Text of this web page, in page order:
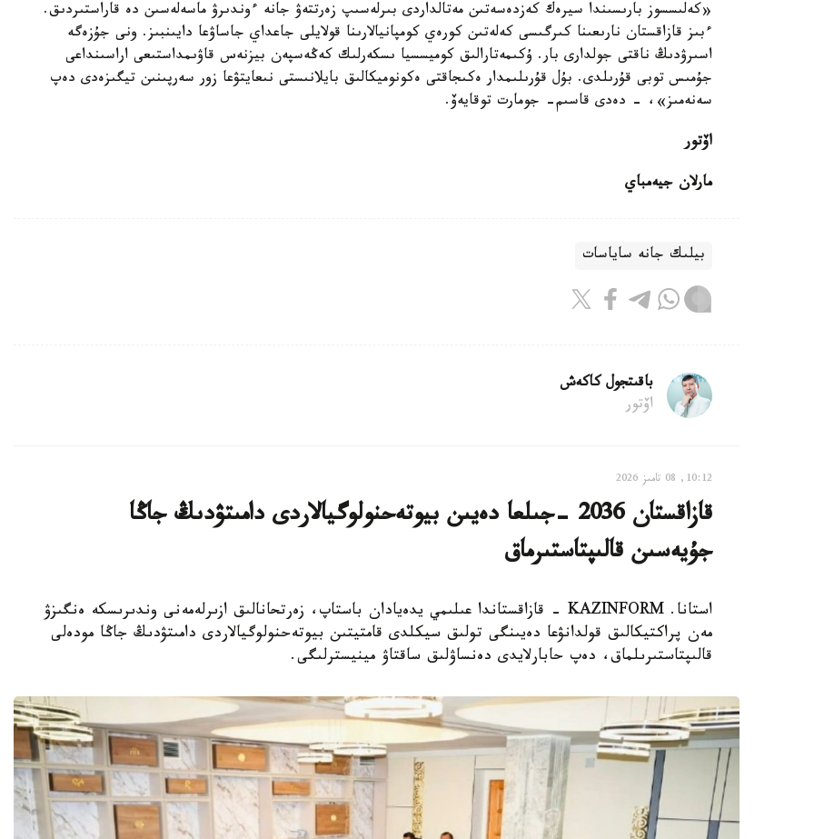
«كەلىسسوز بارىسىندا سيرەك كەزدەسەتىن مەتالداردى بىرلەسىپ زەرتتەۋ جانە ءوندىرۋ ماسەلەسىن دە قاراستىردىق.
ءبىز قازاقستان نارىعىنا كىرگىسى كەلەتىن كورەي كومپانيالارىنا قولايلى جاعداي جاساۋعا دايىنبىز. ونى جۇزەگە
اسىرۋدىڭ ناقتى جولدارى بار. ۇكىمەتارالىق كوميسسيا ىسكەرلىك كەڭەسپەن بيزنەس قاۋىمداستىعى اراسىنداعى
جۇمىس توبى قۇرىلدى. بۇل قۇرىلىمدار ەكىجاقتى ەكونوميكالىق بايلانىستى نىعايتۋعا زور سەرپىنىن تيگىزەدى دەپ
سەنەمىز»، - دەدى قاسىم- جومارت توقايەۆ.
اۆتور
مارلان جيەمباي
بيلىك جانە ساياسات
باقىتجول كاكەش
اۆتور
10:12, 08 تامىز 2026
قازاقستان 2036 -جىلعا دەيىن بيوتەحنولوگيالاردى دامىتۋدىڭ جاڭا
جۇيەسىن قالىپتاستىرماق
استانا. KAZINFORM - قازاقستاندا عىلىمي يدەيادان باستاپ، زەرتحانالىق ازىرلەمەنى وندىرىسكە ەنگىزۋ
مەن پراكتيكالىق قولدانۋعا دەيىنگى تولىق سيكلدى قامتيتىن بيوتەحنولوگيالاردى دامىتۋدىڭ جاڭا مودەلى
قالىپتاستىرىلماق، دەپ حابارلايدى دەنساۋلىق ساقتاۋ مينيسترلىگى.